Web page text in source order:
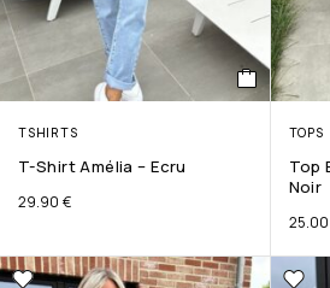
TSHIRTS
T-Shirt Amélia – Ecru
29.90 €
TOPS
Top
Noir